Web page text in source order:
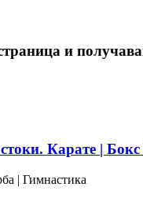
и
Карате |
| Гимнастика